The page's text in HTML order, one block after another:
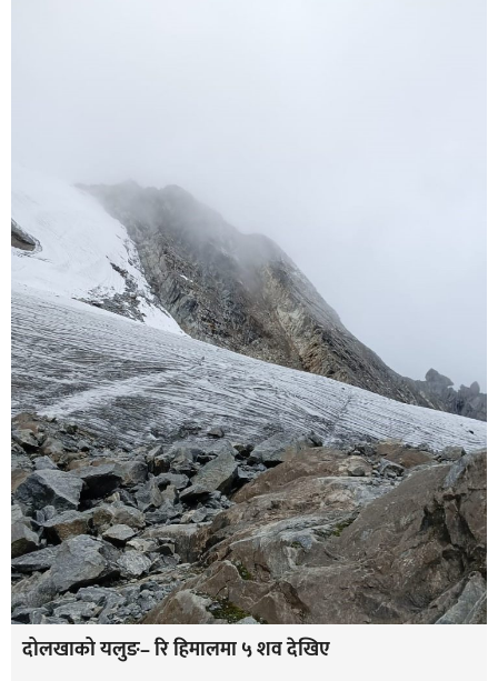
दोलखाको यलुङ– रि हिमालमा ५ शव देखिए